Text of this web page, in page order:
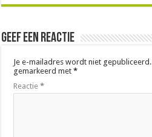
Geef een reactie
Je e-mailadres wordt niet gepubliceerd.
gemarkeerd met*
Reactie*